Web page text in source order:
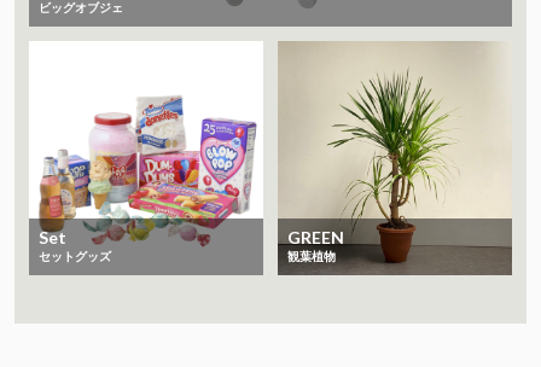
ビッグオブジェ
Set
セットグッズ
GREEN
観葉植物